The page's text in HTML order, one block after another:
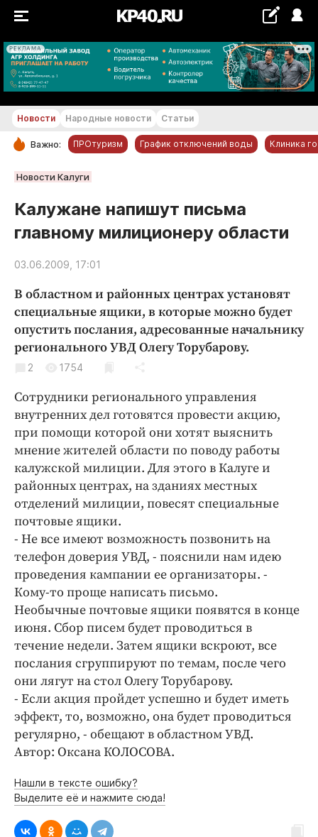
РЕКЛАМА
+21...+22 °С
РУБРИКИ
Новости компаний
Статьи
Народные новости
Авто и транспорт
Благоустройство
Криминал
Культура
Недвижимость и ЖКХ
Образование
Общество
Погода
Праздники
Происшествия
Спорт
Экономика и бизнес
ПРОЕКТЫ
Блоги
Издания
Медиаперсона
Интересное чтиво
Клиника года
Бренд года
Работодатель года
Новости Народные новости Статьи
Важно: ПРОтуризм График отключений воды Клиника
Новости Калуги
Калужане напишут письма
главному милиционеру области
03.06.2009, 17:01
В областном и районных центрах установят
специальные ящики, в которые можно будет
опустить послания, адресованные начальнику
регионального УВД Олегу Торубарову.
2 1754
Сотрудники регионального управления
внутренних дел готовятся провести акцию,
при помощи которой они хотят выяснить
мнение жителей области по поводу работы
калужской милиции. Для этого в Калуге и
районных центрах, на зданиях местных
отделений милиции, повесят специальные
почтовые ящики.
- Не все имеют возможность позвонить на
телефон доверия УВД, - пояснили нам идею
проведения кампании ее организаторы. -
Кому-то проще написать письмо.
Необычные почтовые ящики появятся в конце
июня. Сбор писем будет проводиться в
течение недели. Затем ящики вскроют, все
послания сгруппируют по темам, после чего
они лягут на стол Олегу Торубарову.
- Если акция пройдет успешно и будет иметь
эффект, то, возможно, она будет проводиться
регулярно, - обещают в областном УВД.
Автор: Оксана КОЛОСОВА.
Нашли в тексте ошибку?
Выделите её и нажмите сюда!